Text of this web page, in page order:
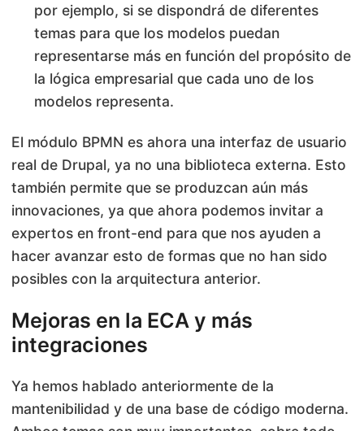
por ejemplo, si se dispondrá de diferentes
temas para que los modelos puedan
representarse más en función del propósito de
la lógica empresarial que cada uno de los
modelos representa.
El módulo BPMN es ahora una interfaz de usuario
real de Drupal, ya no una biblioteca externa. Esto
también permite que se produzcan aún más
innovaciones, ya que ahora podemos invitar a
expertos en front-end para que nos ayuden a
hacer avanzar esto de formas que no han sido
posibles con la arquitectura anterior.
Mejoras en la ECA y más
integraciones
Ya hemos hablado anteriormente de la
mantenibilidad y de una base de código moderna.